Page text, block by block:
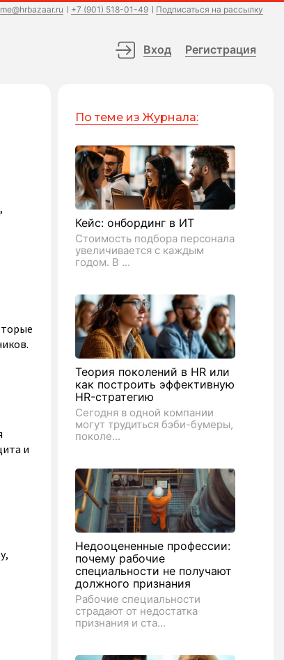
+7 (901) 518-01-49 Подписаться на рассылку
Вход Регистрация
и
По теме из Журнала:
Кейс: онбординг в ИТ
Стоимость подбора персонала
увеличивается с каждым
годом. В ...
Теория поколений в HR или
как построить эффективную
HR-стратегию
Сегодня в одной компании
могут трудиться бэби-бумеры,
поколе...
Недооцененные профессии:
почему рабочие
специальности не получают
должного признания
Рабочие специальности
страдают от недостатка
признания и ста...